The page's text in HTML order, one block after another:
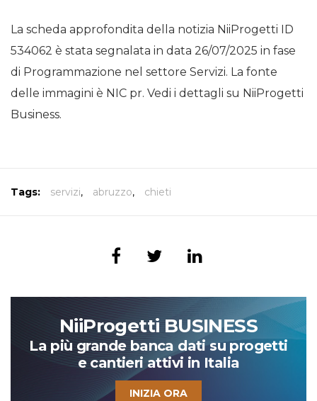
La scheda approfondita della notizia NiiProgetti ID
534062 è stata segnalata in data 26/07/2025 in fase
di Programmazione nel settore Servizi. La fonte
delle immagini è NIC pr. Vedi i dettagli su NiiProgetti
Business.
Tags: servizi, abruzzo, chieti
NiiProgetti BUSINESS
La più grande banca dati su progetti
e cantieri attivi in Italia
INIZIA ORA